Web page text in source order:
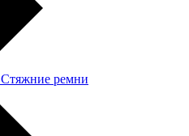
Стяжние ремни